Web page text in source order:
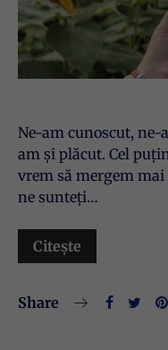
Ne-am cunoscut, ne-
am și plăcut. Cel
vrem să mergem mai
ne sunteți…
Citește
Share